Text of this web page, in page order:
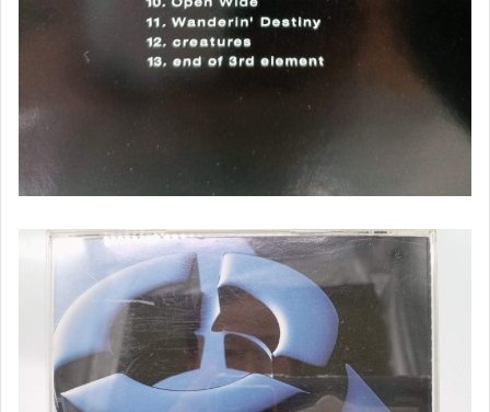
✈收藏╱嗜好
✈餐飲
✈體育╱武術
✈電影╱動畫╱影劇
✈娛樂╱寫真集
▌保健 ▌美容 ▌